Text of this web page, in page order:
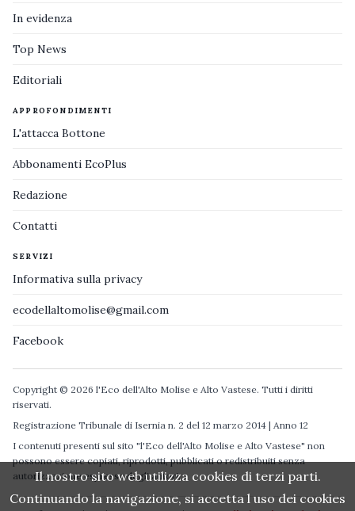
In evidenza
Top News
Editoriali
APPROFONDIMENTI
L'attacca Bottone
Abbonamenti EcoPlus
Redazione
Contatti
SERVIZI
Informativa sulla privacy
ecodellaltomolise@gmail.com
Facebook
Copyright © 2026 l'Eco dell'Alto Molise e Alto Vastese. Tutti i diritti
riservati.
Registrazione Tribunale di Isernia n. 2 del 12 marzo 2014 | Anno 12
I contenuti presenti sul sito "l'Eco dell'Alto Molise e Alto Vastese" non
possono essere copiati, riprodotti, pubblicati o redistribuiti senza
autorizzazione espressa degli autori.
Il nostro sito web utilizza cookies di terzi parti.
Continuando la navigazione, si accetta l uso dei cookies